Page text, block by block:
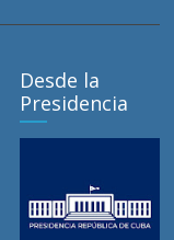
Desde la
Presidencia